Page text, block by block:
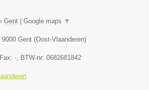
Gent Google maps ▼
9000 Gent (Oost-Vlaanderen)
-, BTW-nr: 0682681842